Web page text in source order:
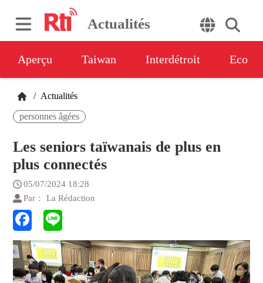
Actualités
Aperçu Taiwan Interdétroit Eco
/ Actualités
personnes âgées
Les seniors taïwanais de plus en
plus connectés
05/07/2024 18:28
Par： La Rédaction